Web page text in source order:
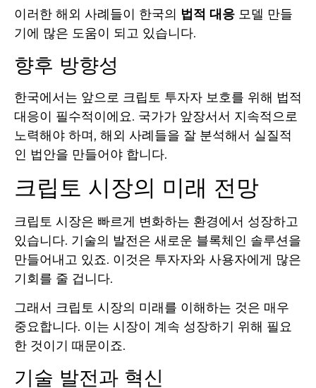
이러한 해외 사례들이 한국의 법적 대응 모델 만들
기에 많은 도움이 되고 있습니다.
향후 방향성
한국에서는 앞으로 크립토 투자자 보호를 위해 법적
대응이 필수적이에요. 국가가 앞장서서 지속적으로
노력해야 하며, 해외 사례들을 잘 분석해서 실질적
인 법안을 만들어야 합니다.
크립토 시장의 미래 전망
크립토 시장은 빠르게 변화하는 환경에서 성장하고
있습니다. 기술의 발전은 새로운 블록체인 솔루션을
만들어내고 있죠. 이것은 투자자와 사용자에게 많은
기회를 줄 겁니다.
그래서 크립토 시장의 미래를 이해하는 것은 매우
중요합니다. 이는 시장이 계속 성장하기 위해 필요
한 것이기 때문이죠.
기술 발전과 혁신